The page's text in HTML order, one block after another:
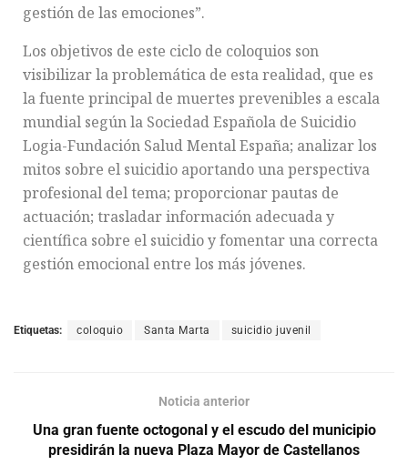
gestión de las emociones”.
Los objetivos de este ciclo de coloquios son
visibilizar la problemática de esta realidad, que es
la fuente principal de muertes prevenibles a escala
mundial según la Sociedad Española de Suicidio
Logia-Fundación Salud Mental España; analizar los
mitos sobre el suicidio aportando una perspectiva
profesional del tema; proporcionar pautas de
actuación; trasladar información adecuada y
científica sobre el suicidio y fomentar una correcta
gestión emocional entre los más jóvenes.
Etiquetas: coloquio Santa Marta suicidio juvenil
Noticia anterior
Una gran fuente octogonal y el escudo del municipio
presidirán la nueva Plaza Mayor de Castellanos